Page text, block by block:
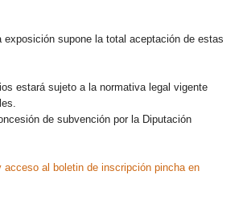
exposición supone la total aceptación de estas
estará sujeto a la normativa legal vigente
de subvención por la Diputación
acceso al boletin de inscripción pincha en